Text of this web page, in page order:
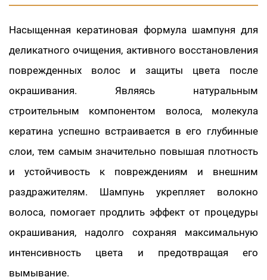
Насыщенная кератиновая формула шампуня для
деликатного очищения, активного восстановления
поврежденных волос и защиты цвета после
окрашивания. Являясь натуральным
строительным компонентом волоса, молекула
кератина успешно встраивается в его глубинные
слои, тем самым значительно повышая плотность
и устойчивость к повреждениям и внешним
раздражителям. Шампунь укрепляет волокно
волоса, помогает продлить эффект от процедуры
окрашивания, надолго сохраняя максимальную
интенсивность цвета и предотвращая его
вымывание.